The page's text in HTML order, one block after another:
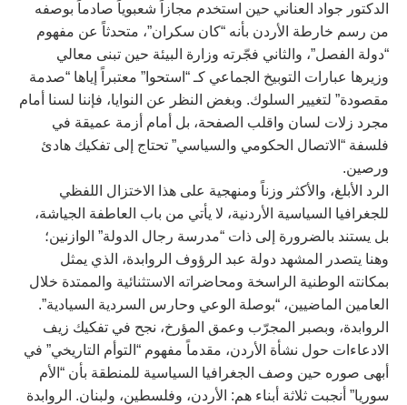
الدكتور جواد العناني حين استخدم مجازاً شعبوياً صادماً بوصفه
من رسم خارطة الأردن بأنه “كان سكران”، متحدثاً عن مفهوم
“دولة الفصل”، والثاني فجّرته وزارة البيئة حين تبنى معالي
وزيرها عبارات التوبيخ الجماعي كـ “استحوا” معتبراً إياها “صدمة
مقصودة” لتغيير السلوك. وبغض النظر عن النوايا، فإننا لسنا أمام
مجرد زلات لسان واقلب الصفحة، بل أمام أزمة عميقة في
فلسفة “الاتصال الحكومي والسياسي” تحتاج إلى تفكيك هادئ
ورصين.
الرد الأبلغ، والأكثر وزناً ومنهجية على هذا الاختزال اللفظي
للجغرافيا السياسية الأردنية، لا يأتي من باب العاطفة الجياشة،
بل يستند بالضرورة إلى ذات “مدرسة رجال الدولة” الوازنين؛
وهنا يتصدر المشهد دولة عبد الرؤوف الروابدة، الذي يمثل
بمكانته الوطنية الراسخة ومحاضراته الاستثنائية والممتدة خلال
العامين الماضيين، “بوصلة الوعي وحارس السردية السيادية”.
الروابدة، وبصبر المجرّب وعمق المؤرخ، نجح في تفكيك زيف
الادعاءات حول نشأة الأردن، مقدماً مفهوم “التوأم التاريخي” في
أبهى صوره حين وصف الجغرافيا السياسية للمنطقة بأن “الأم
سوريا” أنجبت ثلاثة أبناء هم: الأردن، وفلسطين، ولبنان. الروابدة